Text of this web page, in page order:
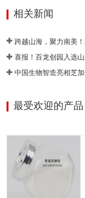
相关新闻
最受欢迎的产品